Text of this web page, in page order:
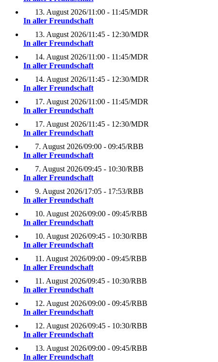
13. August 2026/11:00 - 11:45/MDR
In aller Freundschaft
13. August 2026/11:45 - 12:30/MDR
In aller Freundschaft
14. August 2026/11:00 - 11:45/MDR
In aller Freundschaft
14. August 2026/11:45 - 12:30/MDR
In aller Freundschaft
17. August 2026/11:00 - 11:45/MDR
In aller Freundschaft
17. August 2026/11:45 - 12:30/MDR
In aller Freundschaft
7. August 2026/09:00 - 09:45/RBB
In aller Freundschaft
7. August 2026/09:45 - 10:30/RBB
In aller Freundschaft
9. August 2026/17:05 - 17:53/RBB
In aller Freundschaft
10. August 2026/09:00 - 09:45/RBB
In aller Freundschaft
10. August 2026/09:45 - 10:30/RBB
In aller Freundschaft
11. August 2026/09:00 - 09:45/RBB
In aller Freundschaft
11. August 2026/09:45 - 10:30/RBB
In aller Freundschaft
12. August 2026/09:00 - 09:45/RBB
In aller Freundschaft
12. August 2026/09:45 - 10:30/RBB
In aller Freundschaft
13. August 2026/09:00 - 09:45/RBB
In aller Freundschaft